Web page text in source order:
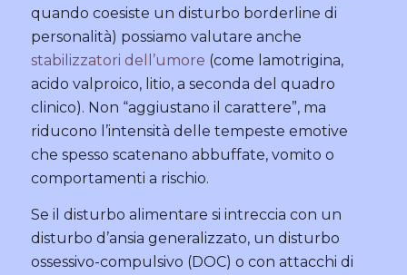
quando coesiste un disturbo borderline di
personalità) possiamo valutare anche
stabilizzatori dell’umore (come lamotrigina,
acido valproico, litio, a seconda del quadro
clinico). Non “aggiustano il carattere”, ma
riducono l’intensità delle tempeste emotive
che spesso scatenano abbuffate, vomito o
comportamenti a rischio.
Se il disturbo alimentare si intreccia con un
disturbo d’ansia generalizzato, un disturbo
ossessivo-compulsivo (DOC) o con attacchi di